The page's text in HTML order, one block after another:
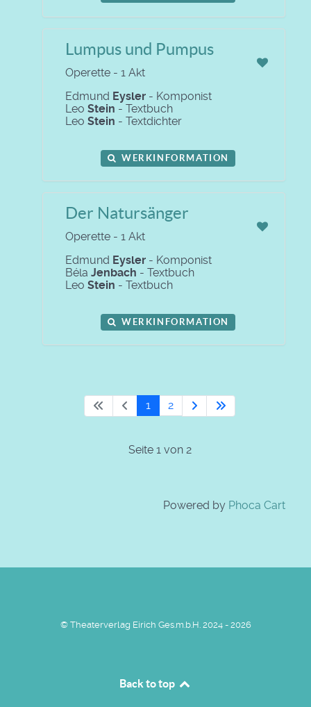
Lumpus und Pumpus
Operette - 1 Akt
Edmund Eysler - Komponist
Leo Stein - Textbuch
Leo Stein - Textdichter
WERKINFORMATION
Der Natursänger
Operette - 1 Akt
Edmund Eysler - Komponist
Béla Jenbach - Textbuch
Leo Stein - Textbuch
WERKINFORMATION
1 2
Seite 1 von 2
Powered by Phoca Cart
© Theaterverlag Eirich Ges.m.b.H. 2024 - 2026
Back to top